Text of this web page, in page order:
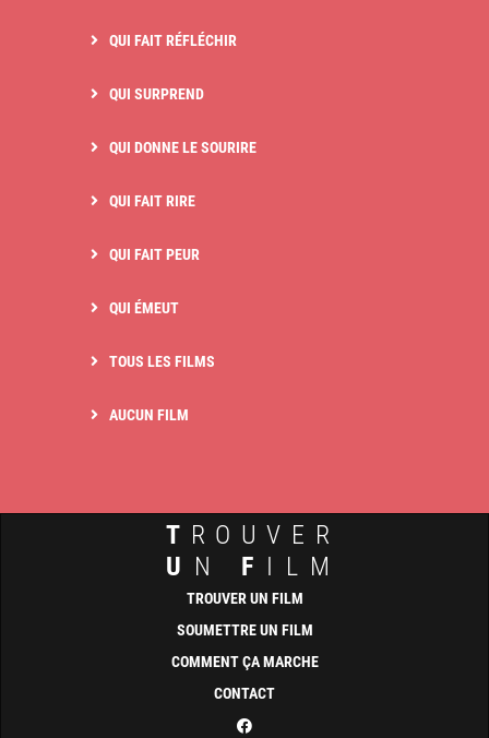
QUI FAIT RÉFLÉCHIR
QUI SURPREND
QUI DONNE LE SOURIRE
QUI FAIT RIRE
QUI FAIT PEUR
QUI ÉMEUT
TOUS LES FILMS
AUCUN FILM
T ROUVER
U N F ILM
TROUVER UN FILM
SOUMETTRE UN FILM
COMMENT ÇA MARCHE
CONTACT